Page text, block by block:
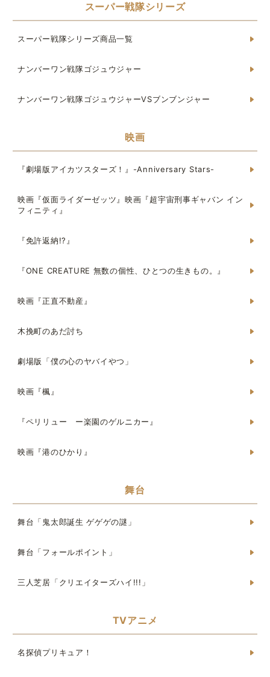
スーパー戦隊シリーズ
スーパー戦隊シリーズ商品一覧
ナンバーワン戦隊ゴジュウジャー
ナンバーワン戦隊ゴジュウジャーVSブンブンジャー
映画
『劇場版アイカツスターズ！』-Anniversary Stars-
映画『仮面ライダーゼッツ』映画『超宇宙刑事ギャバン イン
フィニティ』
『免許返納!?』
『ONE CREATURE 無数の個性、ひとつの生きもの。』
映画『正直不動産』
木挽町のあだ討ち
劇場版「僕の心のヤバイやつ」
映画『楓』
『ペリリュー ー楽園のゲルニカー』
映画『港のひかり』
舞台
舞台「鬼太郎誕生 ゲゲゲの謎」
舞台「フォールポイント」
三人芝居「クリエイターズハイ!!!」
TVアニメ
名探偵プリキュア！